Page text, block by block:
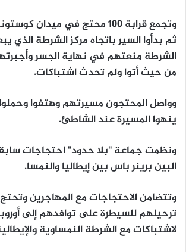
وتجمع قرابة 100 محتج في ميدان
ثم بدأوا السير باتجاه مركز الشرطة الذي
الشرطة منعتهم في نهاية الجسر
من حيث أتوا ولم تحدث اشتباكات.
وواصل المحتجون مسيرتهم وهتفوا
ينهوا المسيرة عند الشاطئ.
ونظمت جماعة "بلا حدود" احتجاجات
البين برينر باس بين إيطاليا والنمسا.
وتتضامن الاحتجاجات مع المهاجرين
ترحيلهم للسيطرة على توافدهم إلى
لاشتباكات مع الشرطة النمساوية